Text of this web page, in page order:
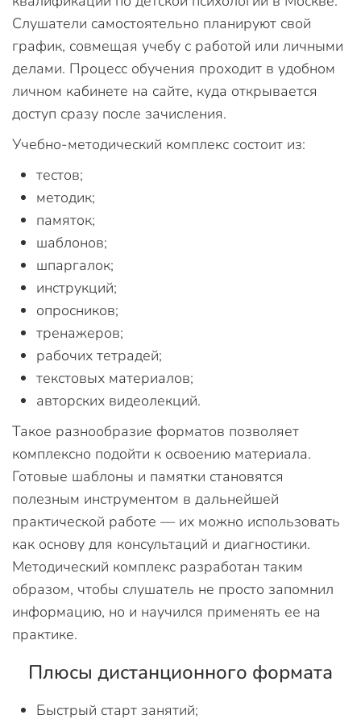
Слушатели самостоятельно планируют свой
график, совмещая учебу с работой или личными
делами. Процесс обучения проходит в удобном
личном кабинете на сайте, куда открывается
доступ сразу после зачисления.
Учебно-методический комплекс состоит из:
тестов;
методик;
памяток;
шаблонов;
шпаргалок;
инструкций;
опросников;
тренажеров;
рабочих тетрадей;
текстовых материалов;
авторских видеолекций.
Такое разнообразие форматов позволяет
комплексно подойти к освоению материала.
Готовые шаблоны и памятки становятся
полезным инструментом в дальнейшей
практической работе — их можно использовать
как основу для консультаций и диагностики.
Методический комплекс разработан таким
образом, чтобы слушатель не просто запомнил
информацию, но и научился применять ее на
практике.
Плюсы дистанционного формата
Быстрый старт занятий;